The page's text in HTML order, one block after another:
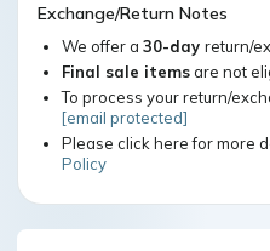
Exchange/Return Notes
We offer a 30-day return/
Final sale itemsare not
To process your return/
[email protected]
Please click here for more
Policy